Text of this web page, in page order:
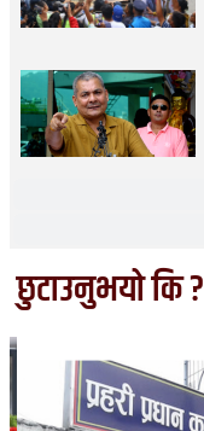
छुटाउनुभयो कि ?